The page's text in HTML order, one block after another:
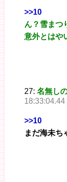
>>10
ん？雪まつ
意外とはや
27: 名無し
>>10
まだ海未ち